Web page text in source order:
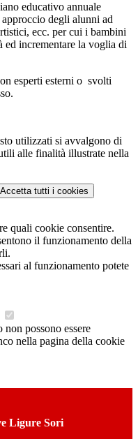
educativo annuale
degli alunni ad
ecc. per cui i bambini
ed incrementare la voglia di
esperti esterni o svolti
utilizzati si avvalgono di
alle finalità illustrate nella
Accetta tutti i cookies
quali cookie consentire.
il funzionamento della
al funzionamento potete
possono essere
nella pagina della cookie
Ligure Sori